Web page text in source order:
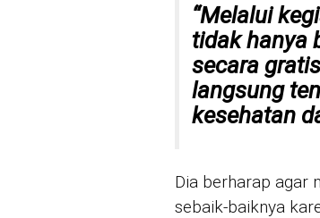
“Melalui
tidak hanya
secara
langsung
kesehatan
Dia berharap agar
sebaik-baiknya